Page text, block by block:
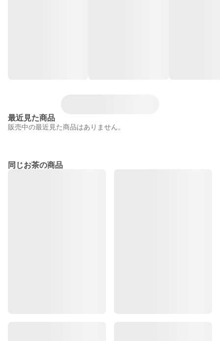
最近見た商品
販売中の最近見た商品はありません。
同じお茶の商品